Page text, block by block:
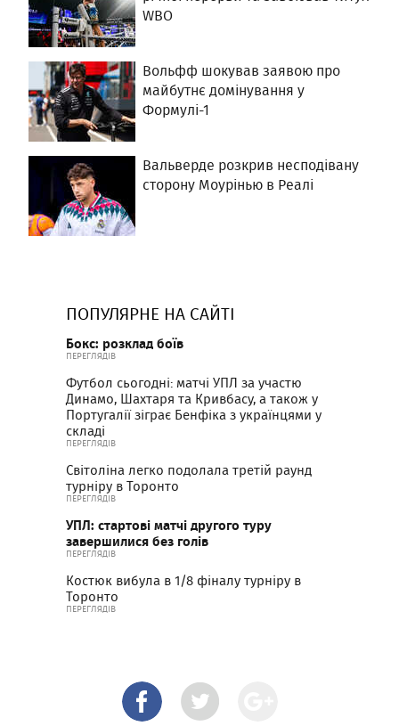
WBO
Вольфф шокував заявою про
майбутнє домінування у
Формулі-1
Вальверде розкрив несподівану
сторону Моурінью в Реалі
ПОПУЛЯРНЕ НА САЙТІ
Бокс: розклад боїв
ПЕРЕГЛЯДІВ
Футбол сьогодні: матчі УПЛ за участю
Динамо, Шахтаря та Кривбасу, а також у
Португалії зіграє Бенфіка з українцями у
складі
ПЕРЕГЛЯДІВ
Світоліна легко подолала третій раунд
турніру в Торонто
ПЕРЕГЛЯДІВ
УПЛ: стартові матчі другого туру
завершилися без голів
ПЕРЕГЛЯДІВ
Костюк вибула в 1/8 фіналу турніру в
Торонто
ПЕРЕГЛЯДІВ